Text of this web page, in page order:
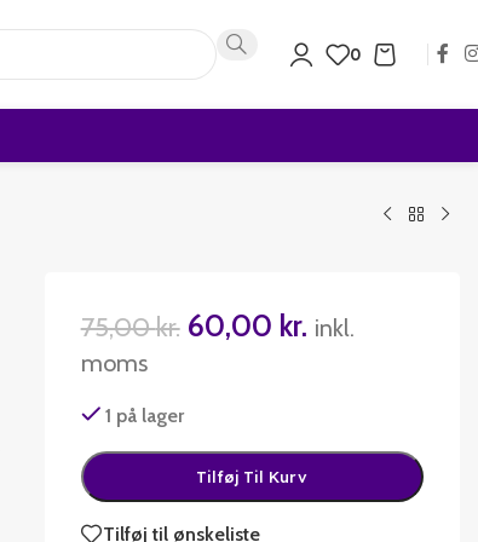
0
75,00kr. 60,00 kr. inkl.
moms
1 på lager
Tilføj Til Kurv
Tilføj til ønskeliste